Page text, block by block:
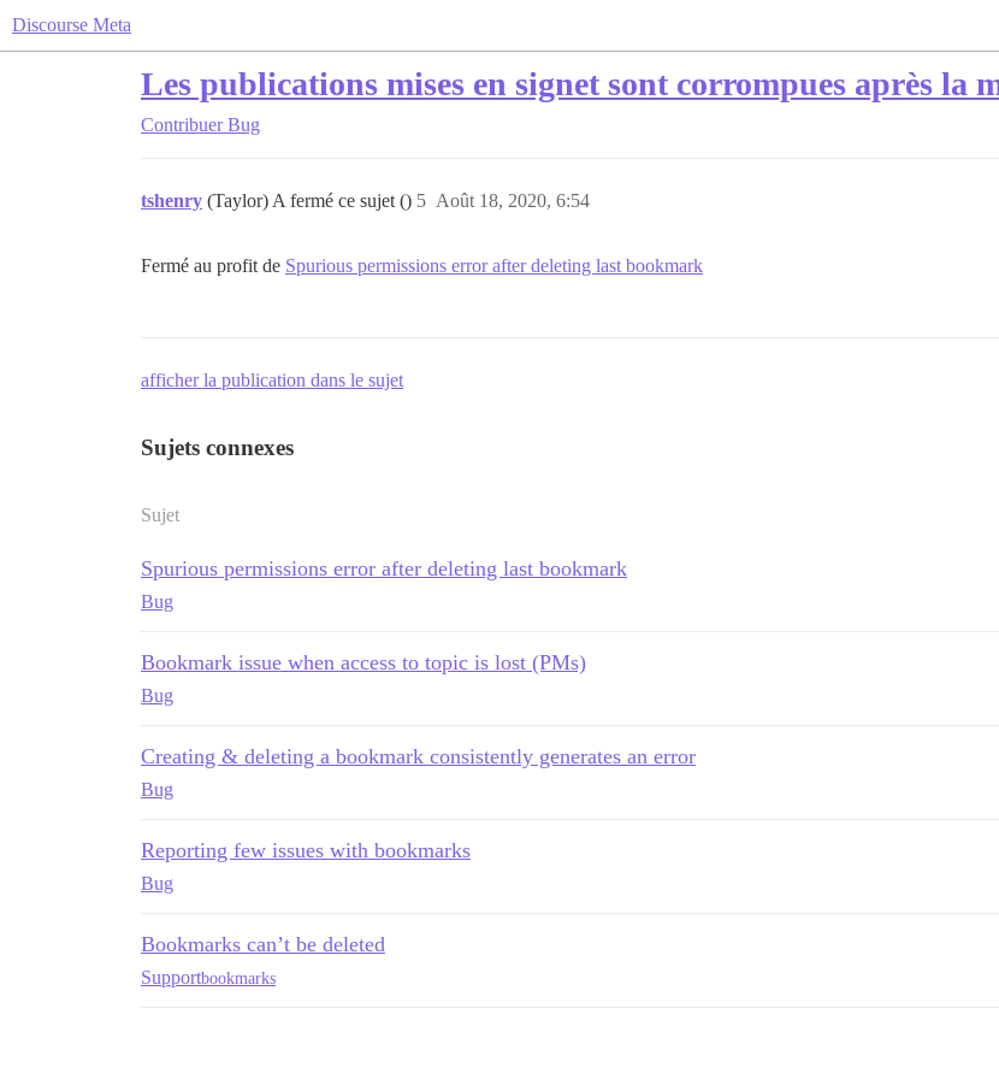
Discourse Meta
Les publications mises en signet sont corrompues après la
Contribuer Bug
tshenry (Taylor) A fermé ce sujet () Août 18, 2020, 6:54
5
Fermé au profit de Spurious permissions error after deleting last bookmark
afficher la publication dans le sujet
Sujets connexes
Sujet
Spurious permissions error after deleting last bookmark
Bug
Bookmark issue when access to topic is lost (PMs)
Bug
Creating & deleting a bookmark consistently generates an error
Bug
Reporting few issues with bookmarks
Bug
Bookmarks can’t be deleted
Supportbookmarks